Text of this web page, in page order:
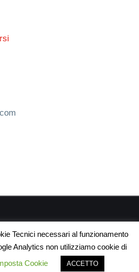
webdesign
Tecnici necessari al funzionamento
Analytics non utilizziamo cookie di
Cookie ACCETTO